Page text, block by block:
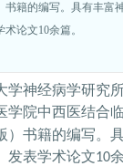
书籍的编写。具有丰富
论文10余篇。
学神经病学研究
学院中西医结合
）书籍的编写。
发表学术论文10